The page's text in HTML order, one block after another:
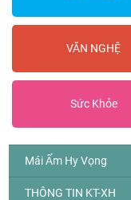
VĂN NGHỆ
Sức Khỏe
Mái Ấm Hy Vọng
THÔNG TIN KT-XH